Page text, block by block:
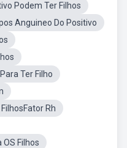
Podem Ter Filhos
Anguineo Do Positivo
Ter Filho
Rh
Filhos